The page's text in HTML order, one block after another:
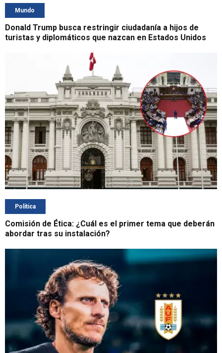
Mundo
Donald Trump busca restringir ciudadanía a hijos de
turistas y diplomáticos que nazcan en Estados Unidos
Política
Comisión de Ética: ¿Cuál es el primer tema que deberán
abordar tras su instalación?